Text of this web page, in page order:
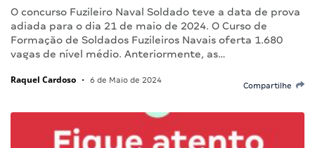
O concurso Fuzileiro Naval Soldado teve a data de prova
adiada para o dia 21 de maio de 2024. O Curso de
Formação de Soldados Fuzileiros Navais oferta 1.680
vagas de nível médio. Anteriormente, as…
Raquel Cardoso • 6 de Maio de 2024
Compartilhe